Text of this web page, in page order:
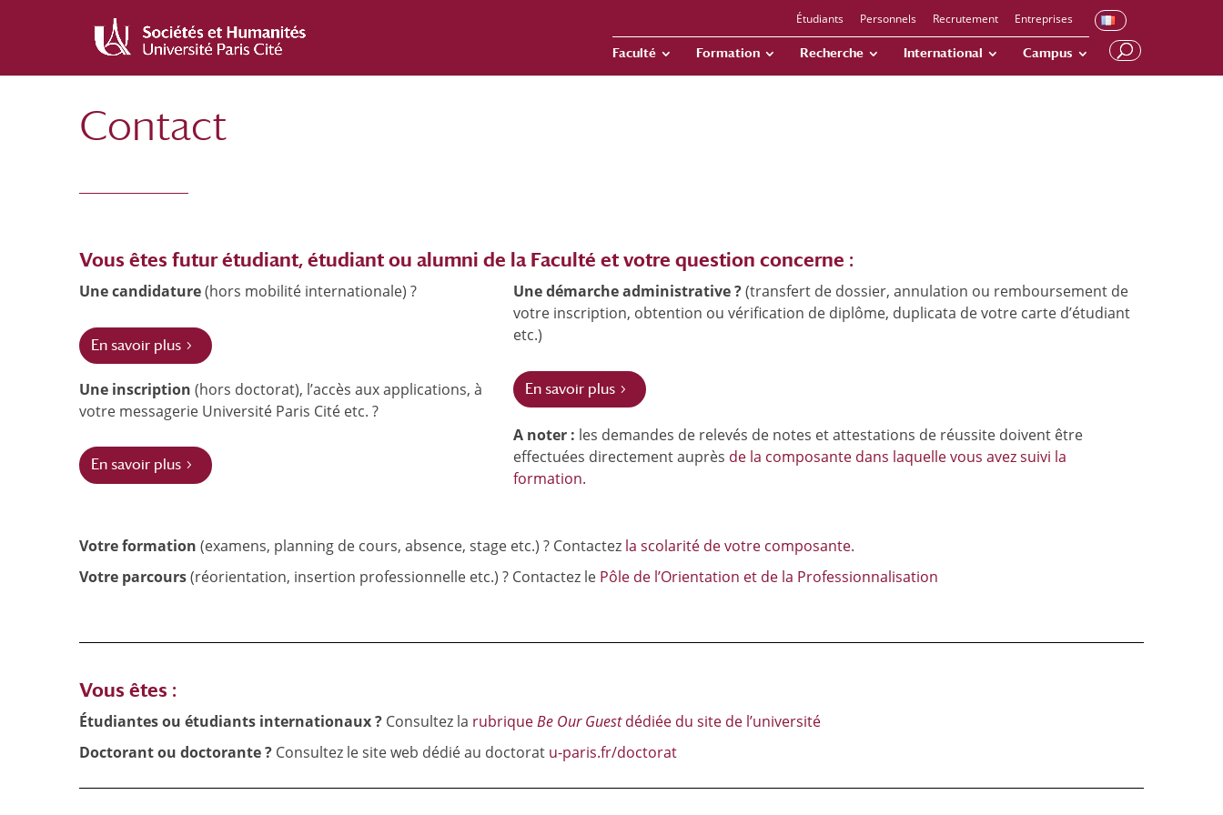
principal
navigation
Étudiants Personnels Recrutement Entreprises
Faculté Formation Recherche International Campus
Contact
Vous êtes futur étudiant, étudiant ou alumni de la Faculté et votre question concerne :
Une candidature(hors mobilité internationale) ?
En savoir plus
Une inscription (hors doctorat), l’accès aux applications, à
votre messagerie Université Paris Cité etc. ?
En savoir plus
Une démarche administrative ?(transfert de dossier, annulation ou remboursement de
votre inscription, obtention ou vérification de diplôme, duplicata de votre carte d’étudiant
etc.)
En savoir plus
A noter : les demandes de relevés de notes et attestations de réussite doivent être
effectuées directement auprès de la composante dans laquelle vous avez suivi la
formation.
Votre formation (examens, planning de cours, absence, stage etc.) ? Contactez la scolarité de votre composante.
Votre parcours(réorientation, insertion professionnelle etc.) ? Contactez le Pôle de l’Orientation et de la Professionnalisation
Vous êtes :
Étudiantes ou étudiants internationaux ? Consultez la rubriqueBe Our Guestdédiée du site de l’université
Doctorant ou doctorante ? Consultez le site web dédié au doctorat u-paris.fr/doctorat